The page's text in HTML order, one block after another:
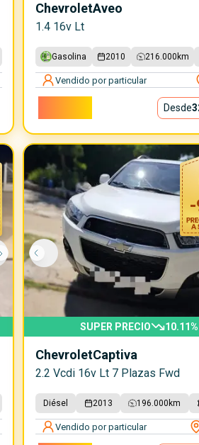
ChevroletAveo
1.4 16v Lt
Gasolina 2010 216.000 km
Vendido por particular
Desde
-
SUPER PRECIO 10.11%
ChevroletCaptiva
2.2 Vcdi 16v Lt 7 Plazas Fwd
Diésel 2013 196.000 km
Vendido por particular